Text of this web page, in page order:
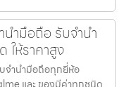
นำมือถือ รับจำนำ
ห้ราคาสูง
จำนำมือถือทุกยี่ห้อ